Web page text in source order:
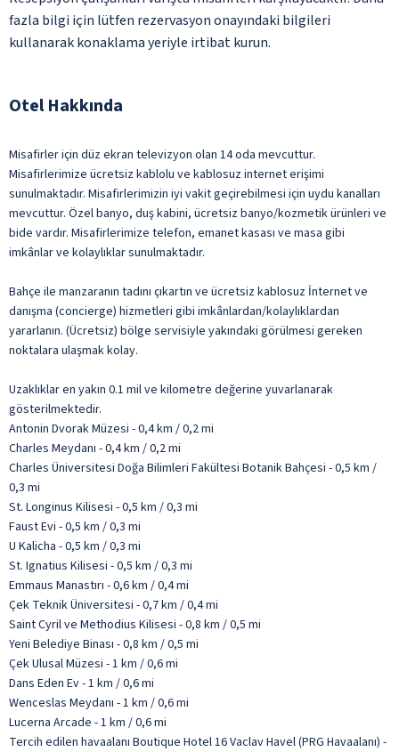
fazla bilgi için lütfen rezervasyon onayındaki bilgileri
kullanarak konaklama yeriyle irtibat kurun.
Otel Hakkında
Misafirler için düz ekran televizyon olan 14 oda mevcuttur.
Misafirlerimize ücretsiz kablolu ve kablosuz internet erişimi
sunulmaktadır. Misafirlerimizin iyi vakit geçirebilmesi için uydu kanalları
mevcuttur. Özel banyo, duş kabini, ücretsiz banyo/kozmetik ürünleri ve
bide vardır. Misafirlerimize telefon, emanet kasası ve masa gibi
imkânlar ve kolaylıklar sunulmaktadır.
Bahçe ile manzaranın tadını çıkartın ve ücretsiz kablosuz İnternet ve
danışma (concierge) hizmetleri gibi imkânlardan/kolaylıklardan
yararlanın. (Ücretsiz) bölge servisiyle yakındaki görülmesi gereken
noktalara ulaşmak kolay.
Uzaklıklar en yakın 0.1 mil ve kilometre değerine yuvarlanarak
gösterilmektedir.
Antonin Dvorak Müzesi - 0,4 km / 0,2 mi
Charles Meydanı - 0,4 km / 0,2 mi
Charles Üniversitesi Doğa Bilimleri Fakültesi Botanik Bahçesi - 0,5 km /
0,3 mi
St. Longinus Kilisesi - 0,5 km / 0,3 mi
Faust Evi - 0,5 km / 0,3 mi
U Kalicha - 0,5 km / 0,3 mi
St. Ignatius Kilisesi - 0,5 km / 0,3 mi
Emmaus Manastırı - 0,6 km / 0,4 mi
Çek Teknik Üniversitesi - 0,7 km / 0,4 mi
Saint Cyril ve Methodius Kilisesi - 0,8 km / 0,5 mi
Yeni Belediye Binası - 0,8 km / 0,5 mi
Çek Ulusal Müzesi - 1 km / 0,6 mi
Dans Eden Ev - 1 km / 0,6 mi
Wenceslas Meydanı - 1 km / 0,6 mi
Lucerna Arcade - 1 km / 0,6 mi
Tercih edilen havaalanı Boutique Hotel 16 Vaclav Havel (PRG Havaalanı) -